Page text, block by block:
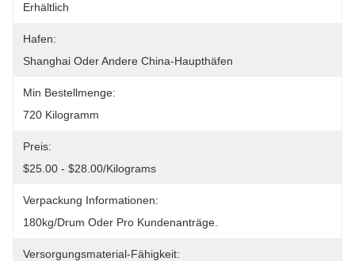
Erhältlich
Hafen:
Shanghai Oder Andere China-Haupthäfen
Min Bestellmenge:
720 Kilogramm
Preis:
$25.00 - $28.00/Kilograms
Verpackung Informationen:
180kg/drum Oder Pro Kundenanträge.
Versorgungsmaterial-Fähigkeit: